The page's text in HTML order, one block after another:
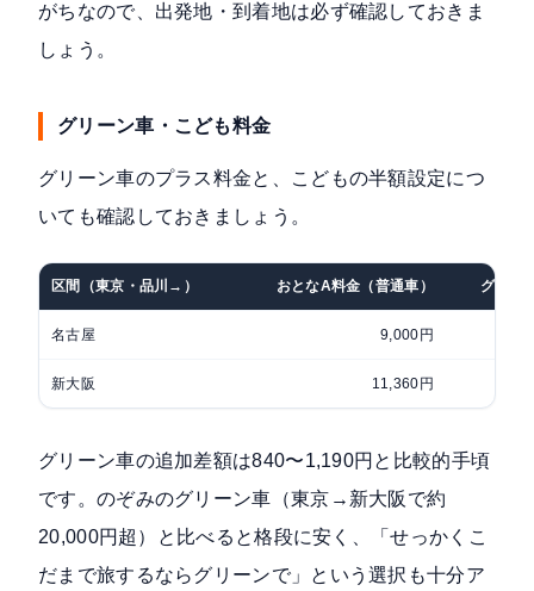
がちなので、出発地・到着地は必ず確認しておきま
しょう。
グリーン車・こども料金
グリーン車のプラス料金と、こどもの半額設定につ
いても確認しておきましょう。
区間（東京・品川→） おとなA料金（普通車） グリー
名古屋 9,000円
新大阪 11,360円
グリーン車の追加差額は840〜1,190円と比較的手頃
です。のぞみのグリーン車（東京→新大阪で約
20,000円超）と比べると格段に安く、「せっかくこ
だまで旅するならグリーンで」という選択も十分ア